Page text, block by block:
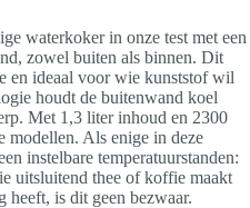
waterkoker in onze test met een
zowel buiten als binnen. Dit
en ideaal voor wie kunststof wil
houdt de buitenwand koel
Met 1,3 liter inhoud en 2300
modellen. Als enige in deze
instelbare temperatuurstanden:
uitsluitend thee of koffie maakt
heeft, is dit geen bezwaar.